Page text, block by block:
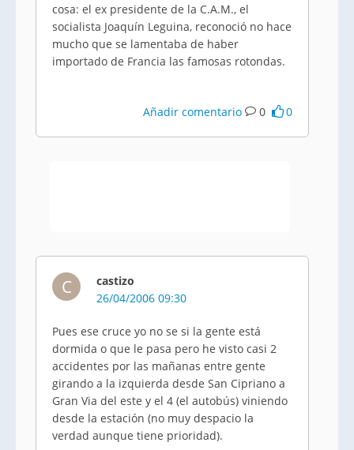
cosa: el ex presidente de la C.A.M., el
socialista Joaquín Leguina, reconoció no hace
mucho que se lamentaba de haber
importado de Francia las famosas rotondas.
Añadir comentario 0 0
C
castizo
26/04/2006 09:30
Pues ese cruce yo no se si la gente está
dormida o que le pasa pero he visto casi 2
accidentes por las mañanas entre gente
girando a la izquierda desde San Cipriano a
Gran Via del este y el 4 (el autobús) viniendo
desde la estación (no muy despacio la
verdad aunque tiene prioridad).